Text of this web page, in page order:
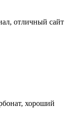
отличный сайт
хороший